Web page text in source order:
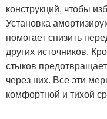
конструкций, чтобы
Установка
помогает снизить
других источников.
стыков
через них. Все эти
комфортной и тихой